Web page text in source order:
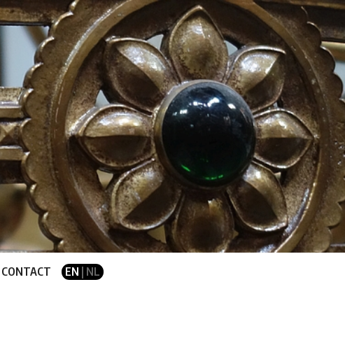
CONTACT EN | NL